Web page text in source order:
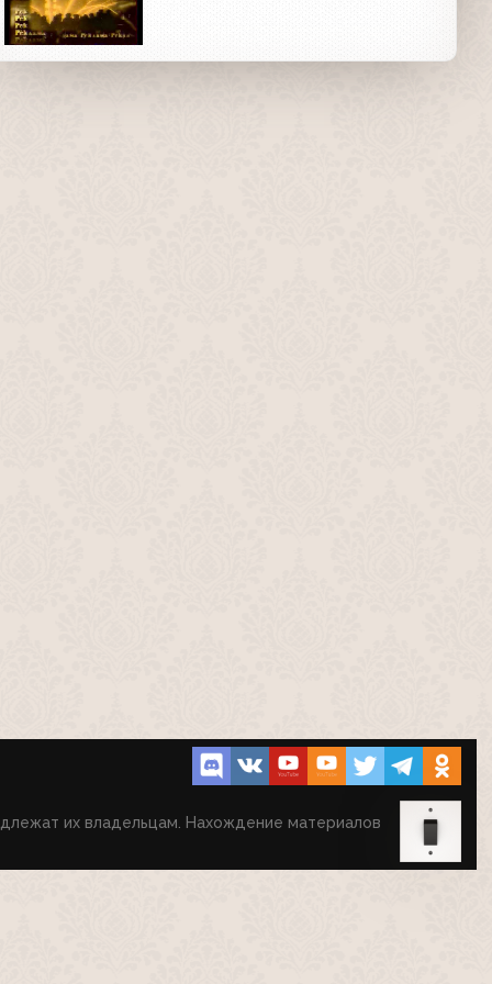
00:09
Заставка "Сериал" (ТВЦ, 1999-2001)
Анонсы, реклама, заставка и переход
вещания на ТВМ (ТВЦ, 15.09.2001)
Клиника Маршака, клиника Доктора
их владельцам. Нахождение материалов